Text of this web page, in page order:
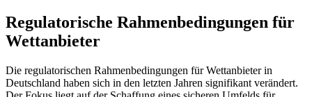
Regulatorische Rahmenbedingungen für
Wettanbieter
Die regulatorischen Rahmenbedingungen für Wettanbieter in
Deutschland haben sich in den letzten Jahren signifikant verändert.